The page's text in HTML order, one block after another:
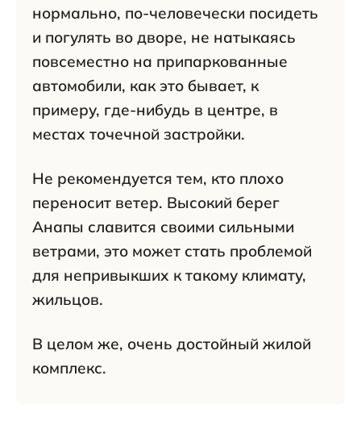
нормально, по-человечески посидеть
и погулять во дворе, не натыкаясь
повсеместно на припаркованные
автомобили, как это бывает, к
примеру, где-нибудь в центре, в
местах точечной застройки.
Не рекомендуется тем, кто плохо
переносит ветер. Высокий берег
Анапы славится своими сильными
ветрами, это может стать проблемой
для непривыкших к такому климату,
жильцов.
В целом же, очень достойный жилой
комплекс.